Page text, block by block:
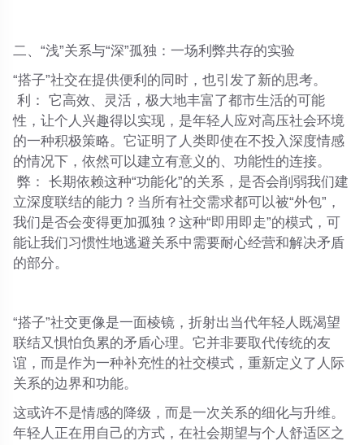
二、“浅”关系与“深”孤独：一场利弊共存的实验
“搭子”社交在提供便利的同时，也引发了新的思考。
利：
它高效、灵活，极大地丰富了都市生活的可能
性，让个人兴趣得以实现，是年轻人应对高压社会环境
的一种积极策略。它证明了人类即使在不投入深度情感
的情况下，依然可以建立有意义的、功能性的连接。
弊：
长期依赖这种“功能化”的关系，是否会削弱我们建
立深度联结的能力？当所有社交需求都可以被“外包”，
我们是否会变得更加孤独？这种“即用即走”的模式，可
能让我们习惯性地逃避关系中需要耐心经营和解决矛盾
的部分。
“搭子”社交更像是一面棱镜，折射出当代年轻人既渴望
联结又惧怕负累的矛盾心理。它并非要取代传统的友
谊，而是作为一种补充性的社交模式，重新定义了人际
关系的边界和功能。
这或许不是情感的降级，而是一次关系的细化与升维。
年轻人正在用自己的方式，在社会期望与个人舒适区之